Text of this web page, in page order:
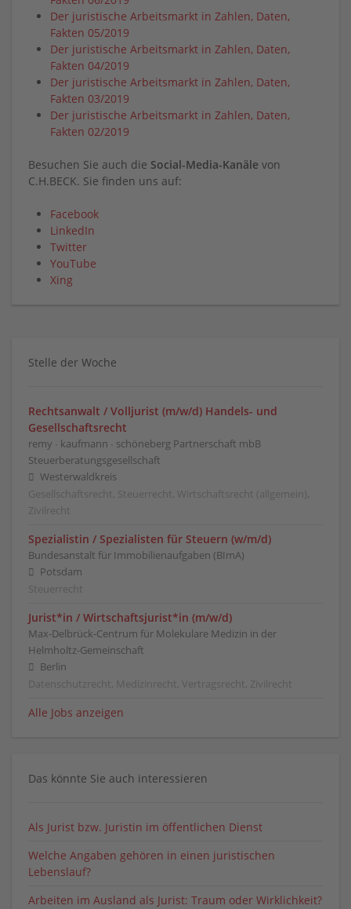
Der juristische Arbeitsmarkt in Zahlen, Daten,
Fakten 05/2019
Der juristische Arbeitsmarkt in Zahlen, Daten,
Fakten 04/2019
Der juristische Arbeitsmarkt in Zahlen, Daten,
Fakten 03/2019
Der juristische Arbeitsmarkt in Zahlen, Daten,
Fakten 02/2019
Besuchen Sie auch die Social-Media-Kanäle von
C.H.BECK. Sie finden uns auf:
Facebook
LinkedIn
Twitter
YouTube
Xing
Stelle der Woche
Rechtsanwalt / Volljurist (m/w/d) Handels- und
Gesellschaftsrecht
remy ∙ kaufmann ∙ schöneberg Partnerschaft mbB
Steuerberatungsgesellschaft
Westerwaldkreis
Gesellschaftsrecht, Steuerrecht, Wirtschaftsrecht (allgemein),
Zivilrecht
Spezialistin / Spezialisten für Steuern (w/m/d)
Bundesanstalt für Immobilienaufgaben (BImA)
Potsdam
Steuerrecht
Jurist*in / Wirtschafts­jurist*in (m/w/d)
Max-Delbrück-Centrum für Molekulare Medizin in der
Helmholtz-Gemeinschaft
Berlin
Datenschutzrecht, Medizinrecht, Vertragsrecht, Zivilrecht
Alle Jobs anzeigen
Das könnte Sie auch interessieren
Als Jurist bzw. Juristin im öffentlichen Dienst
Welche Angaben gehören in einen juristischen
Lebenslauf?
Arbeiten im Ausland als Jurist: Traum oder Wirklichkeit?